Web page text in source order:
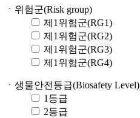
ㆍ위험군(Risk group)
제1위험군(RG1)
제1위험군(RG2)
제1위험군(RG3)
제1위험군(RG4)
ㆍ생물안전등급(Biosafety Level)
1등급
2등급